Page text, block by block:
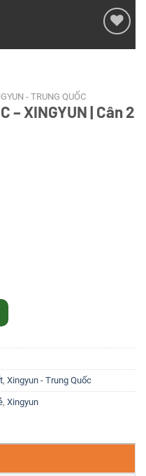
Add to
- TRUNG QUỐC
– XINGYUN | Cân 2
, Xingyun - Trung Quốc
, Xingyun